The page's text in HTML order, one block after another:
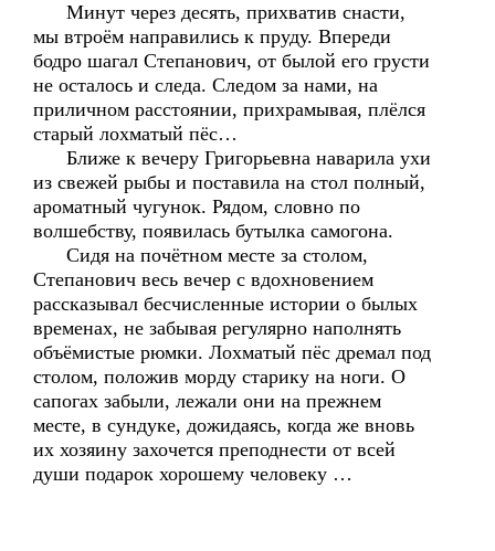
Минут через десять, прихватив снасти,
мы втроём направились к пруду. Впереди
бодро шагал Степанович, от былой его грусти
не осталось и следа. Следом за нами, на
приличном расстоянии, прихрамывая, плёлся
старый лохматый пёс…
Ближе к вечеру Григорьевна наварила ухи
из свежей рыбы и поставила на стол полный,
ароматный чугунок. Рядом, словно по
волшебству, появилась бутылка самогона.
Сидя на почётном месте за столом,
Степанович весь вечер с вдохновением
рассказывал бесчисленные истории о былых
временах, не забывая регулярно наполнять
объёмистые рюмки. Лохматый пёс дремал под
столом, положив морду старику на ноги. О
сапогах забыли, лежали они на прежнем
месте, в сундуке, дожидаясь, когда же вновь
их хозяину захочется преподнести от всей
души подарок хорошему человеку …